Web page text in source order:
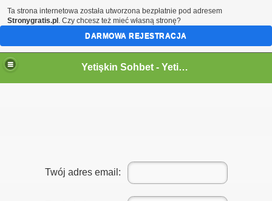
Yetişkin Sohbet - Yetişkin Cinsel Sohbet Siteleri
Twój adres email:
Ta strona internetowa została utworzona bezpłatnie pod adresem
Stronygratis.pl . Czy chcesz też mieć własną stronę?
DARMOWA REJESTRACJA